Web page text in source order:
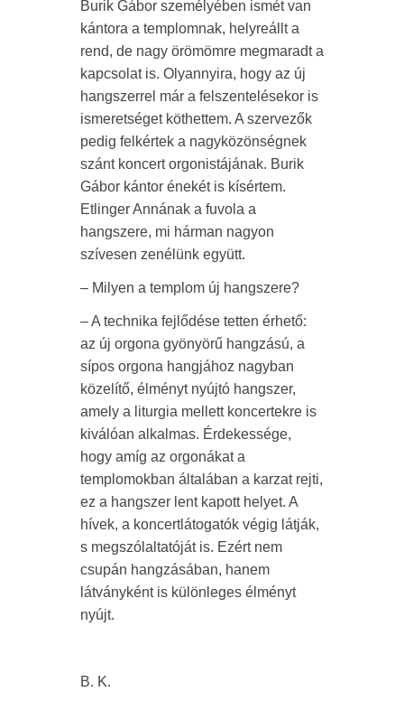
Burik Gábor személyében ismét van
kántora a templomnak, helyreállt a
rend, de nagy örömömre megmaradt a
kapcsolat is. Olyannyira, hogy az új
hangszerrel már a felszentelésekor is
ismeretséget köthettem. A szervezők
pedig felkértek a nagyközönségnek
szánt koncert orgonistájának. Burik
Gábor kántor énekét is kísértem.
Etlinger Annának a fuvola a
hangszere, mi hárman nagyon
szívesen zenélünk együtt.
– Milyen a templom új hangszere?
– A technika fejlődése tetten érhető:
az új orgona gyönyörű hangzású, a
sípos orgona hangjához nagyban
közelítő, élményt nyújtó hangszer,
amely a liturgia mellett koncertekre is
kiválóan alkalmas. Érdekessége,
hogy amíg az orgonákat a
templomokban általában a karzat rejti,
ez a hangszer lent kapott helyet. A
hívek, a koncertlátogatók végig látják,
s megszólaltatóját is. Ezért nem
csupán hangzásában, hanem
látványként is különleges élményt
nyújt.
B. K.